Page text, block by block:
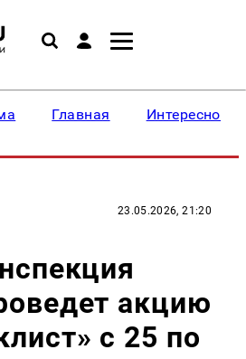
Главная Интересное
23.05.2026, 21:20
акцию
с 25 по